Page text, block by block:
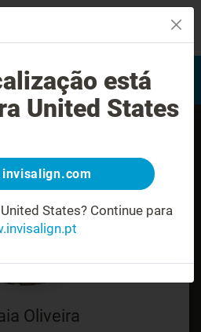
Encontrar um Invisalign
provider
Oliveira
está
United States
States? Continue para